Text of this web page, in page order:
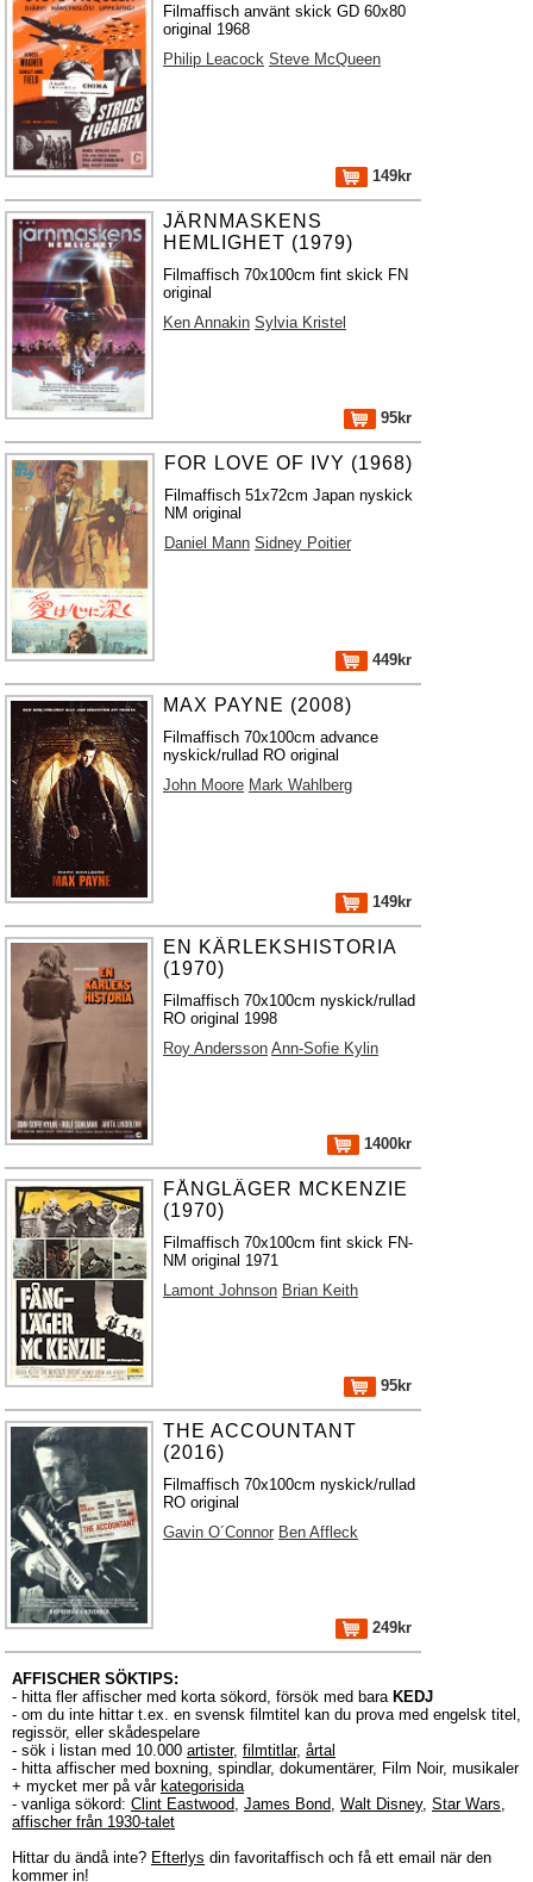
Filmaffisch använt skick GD 60x80
original 1968
Philip Leacock Steve McQueen
149kr
JÄRNMASKENS
HEMLIGHET (1979)
Filmaffisch 70x100cm fint skick FN
original
Ken Annakin Sylvia Kristel
95kr
FOR LOVE OF IVY (1968)
Filmaffisch 51x72cm Japan nyskick
NM original
Daniel Mann Sidney Poitier
449kr
MAX PAYNE (2008)
Filmaffisch 70x100cm advance
nyskick/rullad RO original
John Moore Mark Wahlberg
149kr
EN KÄRLEKSHISTORIA
(1970)
Filmaffisch 70x100cm nyskick/rullad
RO original 1998
Roy Andersson Ann-Sofie Kylin
1400kr
FÅNGLÄGER MCKENZIE
(1970)
Filmaffisch 70x100cm fint skick FN-
NM original 1971
Lamont Johnson Brian Keith
95kr
THE ACCOUNTANT
(2016)
Filmaffisch 70x100cm nyskick/rullad
RO original
Gavin O´Connor Ben Affleck
249kr
AFFISCHER SÖKTIPS:
- hitta fler affischer med korta sökord, försök med bara KEDJ
- om du inte hittar t.ex. en svensk filmtitel kan du prova med engelsk titel,
regissör, eller skådespelare
- sök i listan med 10.000 artister, filmtitlar, årtal
- hitta affischer med boxning, spindlar, dokumentärer, Film Noir, musikaler
+ mycket mer på vår kategorisida
- vanliga sökord: Clint Eastwood, James Bond, Walt Disney, Star Wars,
affischer från 1930-talet
Hittar du ändå inte? Efterlys din favoritaffisch och få ett email när den
kommer in!